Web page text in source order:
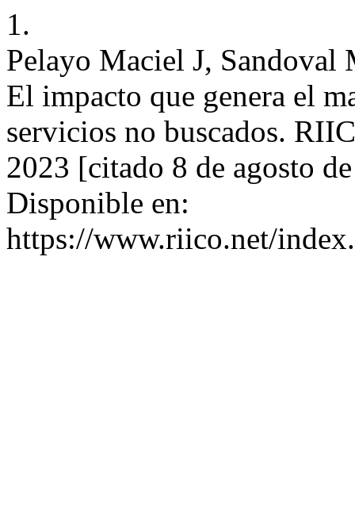
1.
Pelayo Maciel J,
El impacto que genera el
servicios no buscados.
2023 [citado 8 de agosto
Disponible en:
https://www.riico.net/